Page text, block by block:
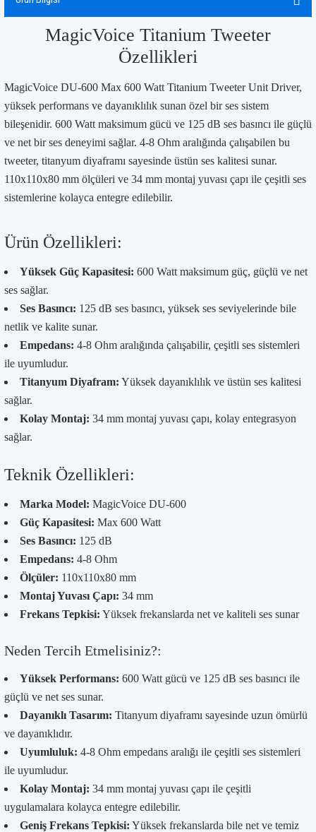
MagicVoice Titanium Tweeter
Özellikleri
MagicVoice DU-600 Max 600 Watt Titanium Tweeter Unit Driver,
yüksek performans ve dayanıklılık sunan özel bir ses sistem
bileşenidir. 600 Watt maksimum gücü ve 125 dB ses basıncı ile güçlü
ve net bir ses deneyimi sağlar. 4-8 Ohm aralığında çalışabilen bu
tweeter, titanyum diyaframı sayesinde üstün ses kalitesi sunar.
110x110x80 mm ölçüleri ve 34 mm montaj yuvası çapı ile çeşitli ses
sistemlerine kolayca entegre edilebilir.
Ürün Özellikleri:
Yüksek Güç Kapasitesi: 600 Watt maksimum güç, güçlü ve net
ses sağlar.
Ses Basıncı: 125 dB ses basıncı, yüksek ses seviyelerinde bile
netlik ve kalite sunar.
Empedans: 4-8 Ohm aralığında çalışabilir, çeşitli ses sistemleri
ile uyumludur.
Titanyum Diyafram: Yüksek dayanıklılık ve üstün ses kalitesi
sağlar.
Kolay Montaj: 34 mm montaj yuvası çapı, kolay entegrasyon
sağlar.
Teknik Özellikleri:
Marka Model: MagicVoice DU-600
Güç Kapasitesi: Max 600 Watt
Ses Basıncı: 125 dB
Empedans: 4-8 Ohm
Ölçüler: 110x110x80 mm
Montaj Yuvası Çapı: 34 mm
Frekans Tepkisi: Yüksek frekanslarda net ve kaliteli ses sunar
Neden Tercih Etmelisiniz?:
Yüksek Performans: 600 Watt gücü ve 125 dB ses basıncı ile
güçlü ve net ses sunar.
Dayanıklı Tasarım: Titanyum diyaframı sayesinde uzun ömürlü
ve dayanıklıdır.
Uyumluluk: 4-8 Ohm empedans aralığı ile çeşitli ses sistemleri
ile uyumludur.
Kolay Montaj: 34 mm montaj yuvası çapı ile çeşitli
uygulamalara kolayca entegre edilebilir.
Geniş Frekans Tepkisi: Yüksek frekanslarda bile net ve temiz